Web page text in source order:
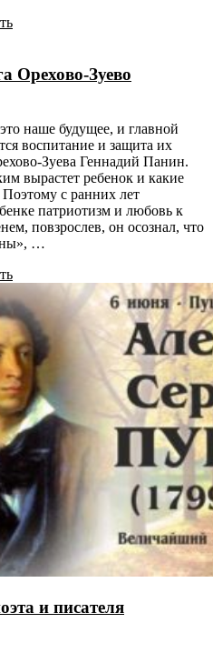
Орехово-Зуево
наше будущее, и главной
воспитание и защита их
Зуева Геннадий Панин.
вырастет ребенок и какие
с ранних лет
патриотизм и любовь к
повзрослев, он осознал, что
…
и писателя